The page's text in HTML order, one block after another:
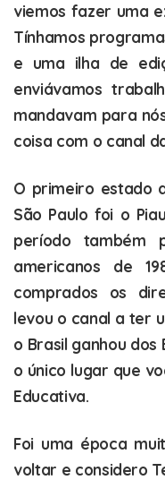
viemos fazer uma
Tínhamos
e uma ilha de
enviávamos
mandavam para
coisa com o canal
O primeiro estado
São Paulo foi o
período também
americanos de
comprados os
levou o canal a ter
o Brasil ganhou dos
o único lugar que
Educativa.
Foi uma época
voltar e considero